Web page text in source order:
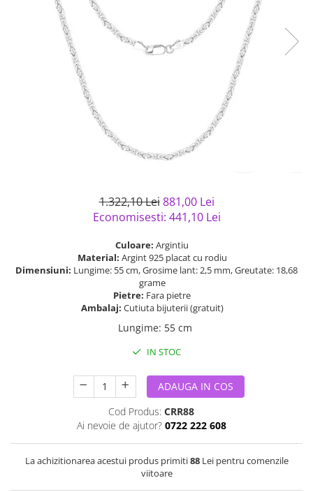
semipretioase
Bijuterii argint placat cu aur
Bijuterii argint cu diverse
Bijuterii argint cu murano
Bijuterii de Lux
Bijuterii gotice si rock
Bijuterii Handmade
Bijuterii fantezie
Casete si cutii de bijuterii
1.322,10 Lei 881,00 Lei
Economisesti: 441,10 Lei
Culoare: Argintiu
Material: Argint 925 placat cu rodiu
Dimensiuni: Lungime: 55 cm, Grosime lant: 2,5 mm, Greutate: 18,68
grame
Pietre: Fara pietre
Ambalaj: Cutiuta bijuterii (gratuit)
Lungime: 55 cm
IN STOC
ADAUGA IN COS
Cod Produs: CRR88
Ai nevoie de ajutor? 0722 222 608
La achizitionarea acestui produs primiti88Lei pentru comenzile
viitoare